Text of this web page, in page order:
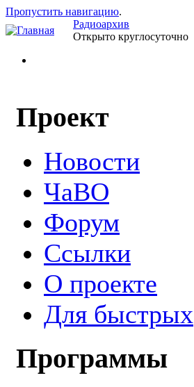
Пропустить навигацию.
Радиоархив
Открыто круглосуточно
Проект
Новости
ЧаВО
Форум
Ссылки
О проекте
Для быстрых
Программы